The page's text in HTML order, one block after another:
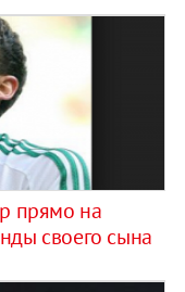
прямо на
своего сына